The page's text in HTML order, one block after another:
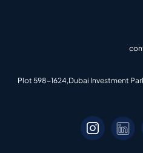
Plot 598-1624,Dubai Investment